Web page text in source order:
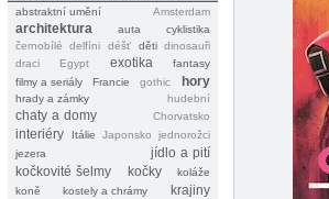
abstraktní umění Amsterdam
architektura auta
cyklistika
černobílé
delfíni déšť děti dinosauři
draci
Egypt exotika
fantasy
filmy a seriály
Francie gothic hory
hrady a zámky hudební
chaty a domy Chorvatsko
interiéry Itálie Japonsko
jednorožci
jezera
jídlo a pití
kočkovité šelmy
kočky
koláže
koně
kostely a chrámy
krajiny